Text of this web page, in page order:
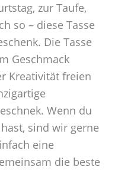
zur Taufe,
so – diese Tasse
Die Tasse
Geschmack
Kreativität freien
Wenn du
sind wir gerne
eine
die beste